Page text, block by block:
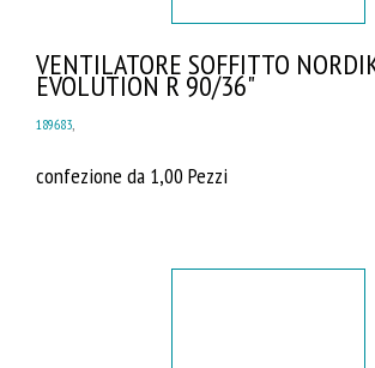
VENTILATORE SOFFITTO
EVOLUTION R 90/36"
189683
confezione da 1,00 Pezzi